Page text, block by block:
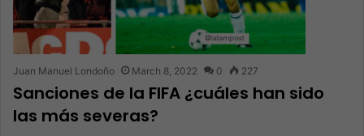
Juan Manuel Londoño March 8, 2022 0 227
Sanciones de la FIFA ¿cuáles han sido
las más severas?